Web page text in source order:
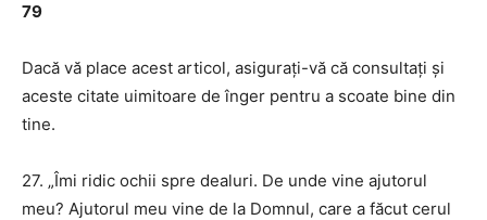
79
Dacă vă place acest articol, asigurați-vă că consultați și
aceste citate uimitoare de înger pentru a scoate bine din
tine.
27. „Îmi ridic ochii spre dealuri. De unde vine ajutorul
meu? Ajutorul meu vine de la Domnul, care a făcut cerul